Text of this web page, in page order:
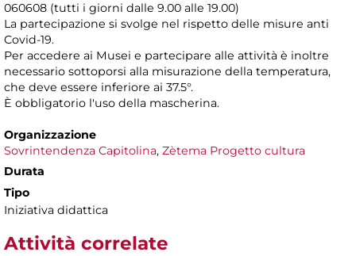
060608 (tutti i giorni dalle 9.00 alle 19.00)
La partecipazione si svolge nel rispetto delle misure anti
Covid-19.
Per accedere ai Musei e partecipare alle attività è inoltre
necessario sottoporsi alla misurazione della temperatura,
che deve essere inferiore ai 37.5°.
È obbligatorio l'uso della mascherina.
Organizzazione
Sovrintendenza Capitolina, Zètema Progetto cultura
Durata
Tipo
Iniziativa didattica
Attività correlate